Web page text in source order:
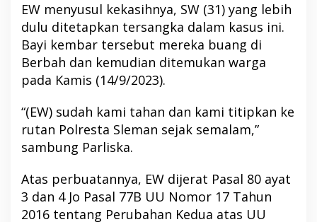
EW menyusul kekasihnya, SW (31) yang lebih
dulu ditetapkan tersangka dalam kasus ini.
Bayi kembar tersebut mereka buang di
Berbah dan kemudian ditemukan warga
pada Kamis (14/9/2023).
“(EW) sudah kami tahan dan kami titipkan ke
rutan Polresta Sleman sejak semalam,”
sambung Parliska.
Atas perbuatannya, EW dijerat Pasal 80 ayat
3 dan 4 Jo Pasal 77B UU Nomor 17 Tahun
2016 tentang Perubahan Kedua atas UU